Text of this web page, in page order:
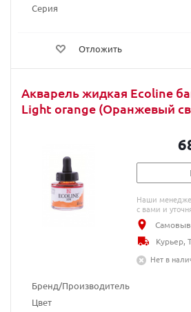
Серия
Отложить
Акварель жидкая Ecoline
Light orange (Оранжевый
Бренд/Производитель
Цвет
Наши
с вами и
Курьер,
Нет в